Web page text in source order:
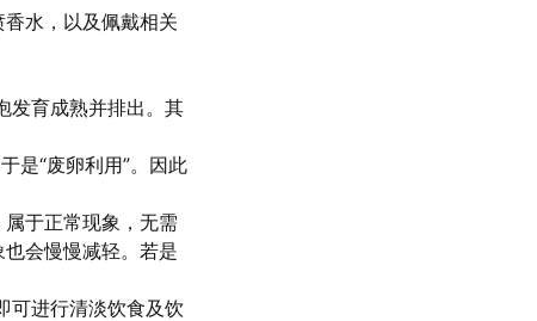
水，以及佩戴相关
发育成熟并排出。其
是“废卵利用”。因此
于正常现象，无需
会慢慢减轻。若是
可进行清淡饮食及饮